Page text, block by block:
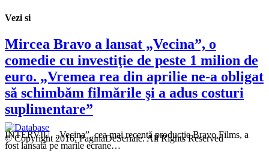
Vezi si
Mircea Bravo a lansat „Vecina”, o
comedie cu investiţie de peste 1 milion de
euro. „Vremea rea din aprilie ne-a obligat
să schimbăm filmările şi a adus costuri
suplimentare”
INTERVIU. „Vecina”, cea mai recentă producţie Bravo Films, a
fost lansată pe marile ecrane…
© Copyright 2016, PaginaDeSeriale. All Rights Reserved